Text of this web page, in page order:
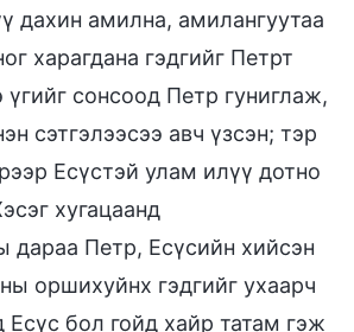
дахин амилна, амилангуутаа
харагдана гэдгийг Петрт
сонсоод Петр гуниглаж,
сэтгэлээсээ авч үзсэн; тэр
Есүстэй улам илүү дотно
хугацаанд
дараа Петр, Есүсийн хийсэн
оршихуйнх гэдгийг ухаарч
Есүс бол гойд хайр татам гэж